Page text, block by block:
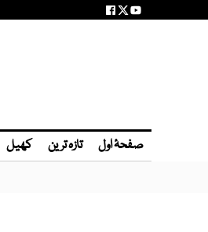
صفحۂ اول تازہ ترین کھیل